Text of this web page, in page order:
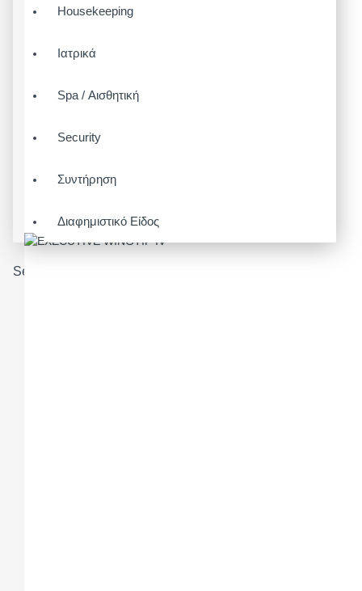
Housekeeping
Ιατρικά
Spa / Αισθητική
Security
Συντήρηση
Διαφημιστικό Είδος
Search